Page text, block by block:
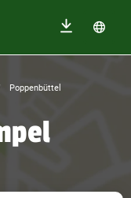
Poppenbüttel